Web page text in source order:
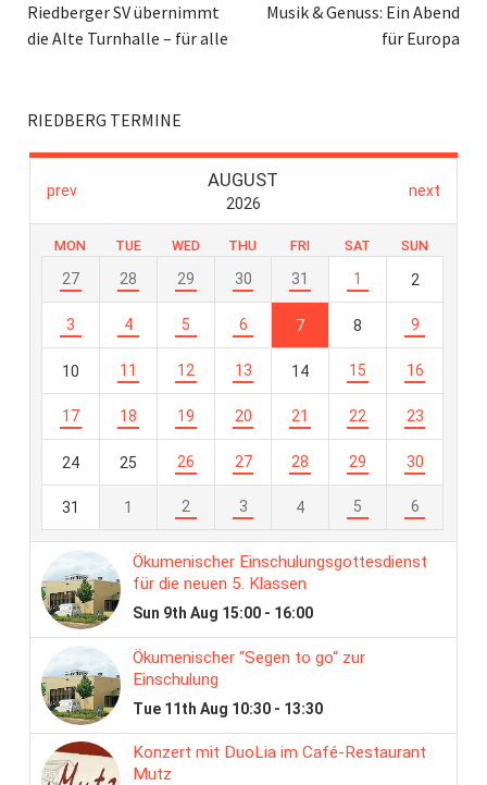
Riedberger SV übernimmt
die Alte Turnhalle – für alle
Musik & Genuss: Ein Abend
für Europa
RIEDBERG TERMINE